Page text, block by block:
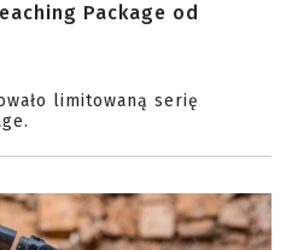
Package od
limitowaną serię